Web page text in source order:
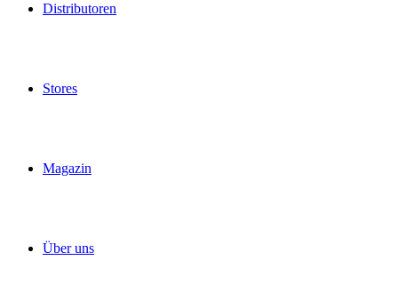
Distributoren
Stores
Magazin
Über uns